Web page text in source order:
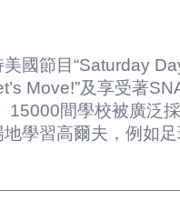
國節目“Saturday
Move!”及享受著
15000間學校被廣泛
學習高爾夫，例如